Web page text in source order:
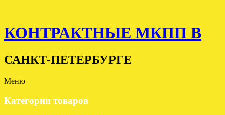
КОНТРАКТНЫЕ МКПП В
САНКТ-ПЕТЕРБУРГЕ
Меню
Категории товаров